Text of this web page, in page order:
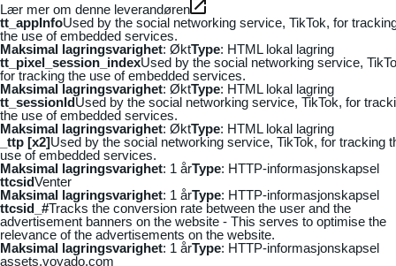
Lær mer om denne leverandøren
tt_appInfoUsed by the social networking service, TikTok, for
the use of embedded services.
Maksimal lagringsvarighet: ØktType: HTML lokal lagring
tt_pixel_session_indexUsed by the social networking service,
for tracking the use of embedded services.
Maksimal lagringsvarighet: ØktType: HTML lokal lagring
tt_sessionIdUsed by the social networking service, TikTok, for
the use of embedded services.
Maksimal lagringsvarighet: ØktType: HTML lokal lagring
_ttp [x2]Used by the social networking service, TikTok, for tracking
use of embedded services.
Maksimal lagringsvarighet: 1 årType: HTTP-informasjonskapsel
ttcsidVenter
Maksimal lagringsvarighet: 1 årType: HTTP-informasjonskapsel
ttcsid_#Tracks the conversion rate between the user and the
advertisement banners on the website - This serves to optimise the
relevance of the advertisements on the website.
Maksimal lagringsvarighet: 1 årType: HTTP-informasjonskapsel
assets.voyado.com